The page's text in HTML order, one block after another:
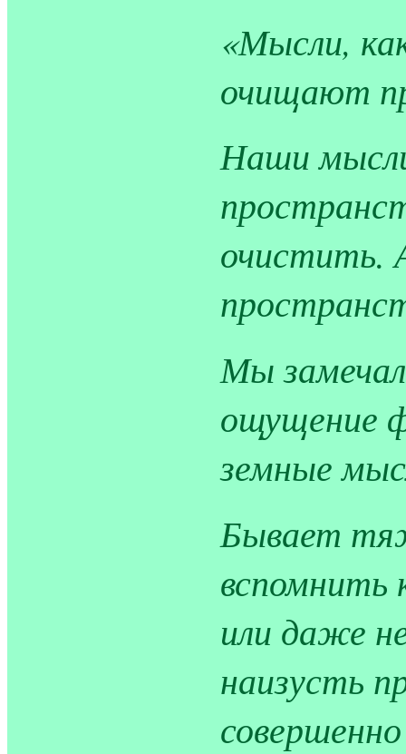
«Мысли,
очищают
Наши
очистить.
Мы
ощущение
земные
Бывает
вспомнить
или даже
наизусть